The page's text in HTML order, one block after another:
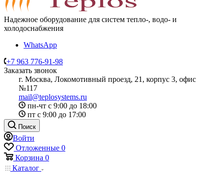
Надежное оборудование для систем тепло-, водо- и
холодоснабжения
WhatsApp
+7 963 776-91-98
Заказать звонок
г. Москва, Локомотивный проезд, 21, корпус 3, офис
№117
mail@teplosystems.ru
пн-чт с 9:00 до 18:00
пт с 9:00 до 17:00
Поиск
Войти
Отложенные 0
Корзина 0
Каталог